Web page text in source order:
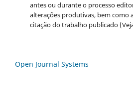
antes ou durante o processo
alterações produtivas, bem como
citação do trabalho publicado
Open Journal Systems